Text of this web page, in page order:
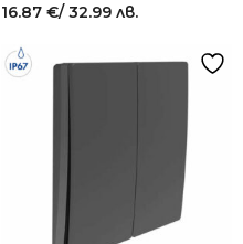
16.87 €/ 32.99 лв.